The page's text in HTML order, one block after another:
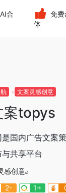
合
免
体
文案灵感创意
案topys
国内广告文案
共享平台
感创意
2- 1+